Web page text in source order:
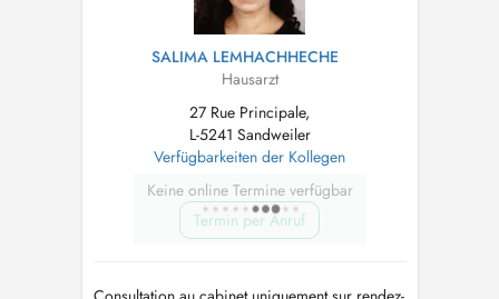
SALIMA LEMHACHHECHE
Hausarzt
27 Rue Principale,
L-5241 Sandweiler
Verfügbarkeiten der Kollegen
Keine online Termine verfügbar
Termin per Anruf